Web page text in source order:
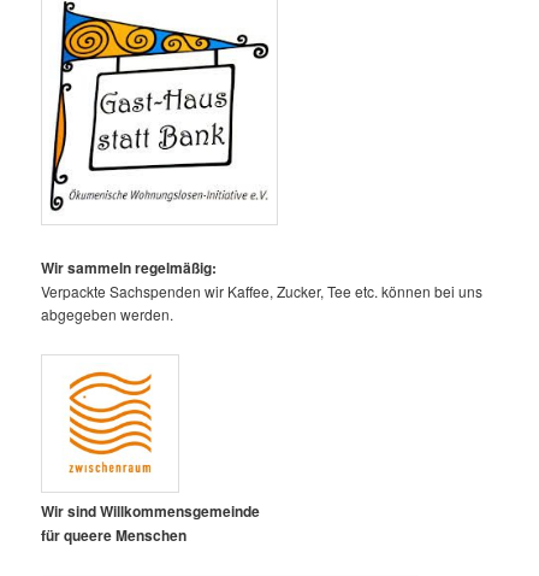
Wir sammeln regelmäßig:
Verpackte Sachspenden wir Kaffee, Zucker, Tee etc. können bei uns
abgegeben werden.
Wir sind Willkommensgemeinde
für queere Menschen